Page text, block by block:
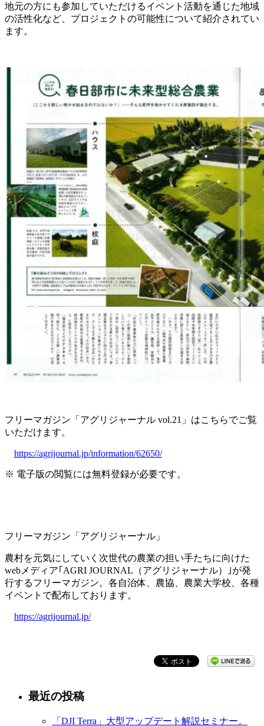
地元の方にも参加していただけるイベント活動を通じた地域
の活性化など、プロジェクトの可能性について紹介されてい
ます。
フリーマガジン「アグリジャーナル vol.21」はこちらでご覧
いただけます。
https://agrijournal.jp/information/62650/
※ 電子版の閲覧には無料登録が必要です。
フリーマガジン「アグリジャーナル」
農村を元気にしていく次世代の農業の担い手たちに向けた
webメディア｢AGRI JOURNAL（アグリジャーナル）｣が発
行するフリーマガジン。 各自治体、農協、農業大学校、各種
イベントで配布しております。
https://agrijournal.jp/
最近の投稿
「DJI Terra」大型アップデート解説セミナー。